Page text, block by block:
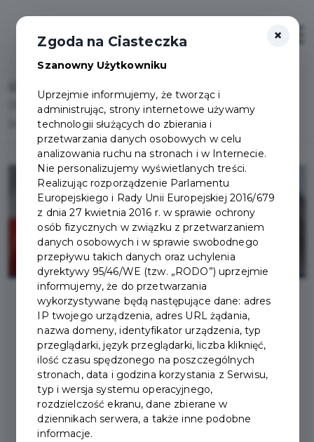
Obchody Święta Konstytucji 3 Maja - parada i piknik w
Pruszczu Gdańskim
2026-04-28
OBCHODY ŚWIĘTA
KONSTYTUCJI 3 MAJA -
PARADA I PIKNIK W
×
Zgoda na Ciasteczka
Szanowny Użytkowniku
Uprzejmie informujemy, że tworząc i
administrując, strony internetowe używamy
technologii służących do zbierania i
przetwarzania danych osobowych w celu
analizowania ruchu na stronach i w Internecie.
Nie personalizujemy wyświetlanych treści.
Realizując rozporządzenie Parlamentu
Europejskiego i Rady Unii Europejskiej 2016/679
z dnia 27 kwietnia 2016 r. w sprawie ochrony
osób fizycznych w związku z przetwarzaniem
danych osobowych i w sprawie swobodnego
przepływu takich danych oraz uchylenia
dyrektywy 95/46/WE (tzw. „RODO”) uprzejmie
informujemy, że do przetwarzania
wykorzystywane będą następujące dane: adres
IP twojego urządzenia, adres URL żądania,
nazwa domeny, identyfikator urządzenia, typ
przeglądarki, język przeglądarki, liczba kliknięć,
ilość czasu spędzonego na poszczególnych
stronach, data i godzina korzystania z Serwisu,
typ i wersja systemu operacyjnego,
rozdzielczość ekranu, dane zbierane w
dziennikach serwera, a także inne podobne
informacje.